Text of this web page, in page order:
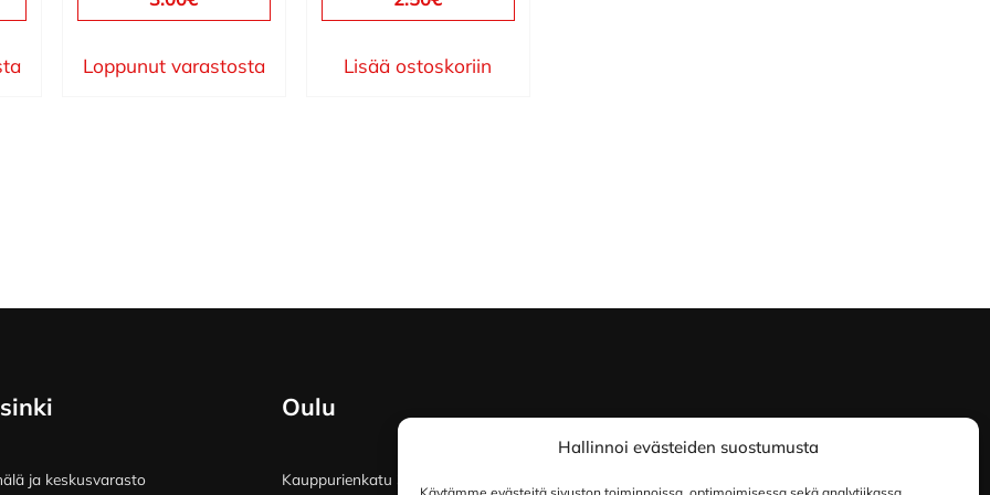
Hallinnoi evästeiden suostumusta
Loppunut varastosta Lisää ostoskoriin
ja keskusvarasto
Oulu
Kauppurienkatu 34